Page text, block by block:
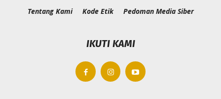
Tentang Kami Kode Etik Pedoman Media Siber
IKUTI KAMI